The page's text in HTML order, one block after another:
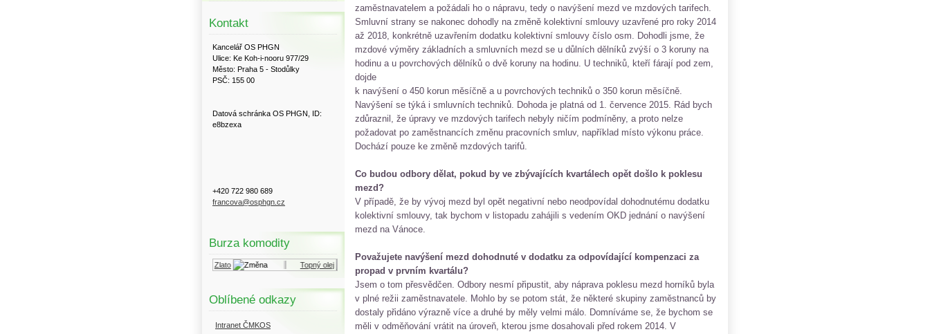
zaměstnavatelem a požádali ho o nápravu, tedy o navýšení mezd ve mzdových tarifech.
Smluvní strany se nakonec dohodly na změně kolektivní smlouvy uzavřené pro roky 2014
až 2018, konkrétně uzavřením dodatku kolektivní smlouvy číslo osm. Dohodli jsme, že
mzdové výměry základních a smluvních mezd se u důlních dělníků zvýší o 3 koruny na
hodinu a u povrchových dělníků o dvě koruny na hodinu. U techniků, kteří fárají pod zem,
dojde
k navýšení o 450 korun měsíčně a u povrchových techniků o 350 korun měsíčně.
Navýšení se týká i smluvních techniků. Dohoda je platná od 1. července 2015. Rád bych
zdůraznil, že úpravy ve mzdových tarifech nebyly ničím podmíněny, a proto nelze
požadovat po zaměstnancích změnu pracovních smluv, například místo výkonu práce.
Dochází pouze ke změně mzdových tarifů.
Co budou odbory dělat, pokud by ve zbývajících kvartálech opět došlo k poklesu
mezd?
V případě, že by vývoj mezd byl opět negativní nebo neodpovídal dohodnutému dodatku
kolektivní smlouvy, tak bychom v listopadu zahájili s vedením OKD jednání o navýšení
mezd na Vánoce.
Považujete navýšení mezd dohodnuté v dodatku za odpovídající kompenzaci za
propad v prvním kvartálu?
Jsem o tom přesvědčen. Odbory nesmí připustit, aby náprava poklesu mezd horníků byla
v plné režii zaměstnavatele. Mohlo by se potom stát, že některé skupiny zaměstnanců by
dostaly přidáno výrazně více a druhé by měly velmi málo. Domníváme se, že bychom se
měli v odměňování vrátit na úroveň, kterou jsme dosahovali před rokem 2014. V
Kontakt
Kancelář OS PHGN
Ulice: Ke Koh-i-nooru 977/29
Město: Praha 5 - Stodůlky
PSČ: 155 00
Datová schránka OS PHGN, ID:
e8bzexa
+420 722 980 689
francova@osphgn.cz
Burza komodity
Zlato Topný olej Zemní plyn Uhlí US index
Oblíbené odkazy
Intranet ČMKOS